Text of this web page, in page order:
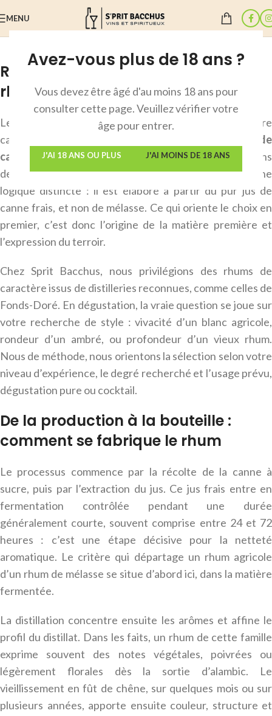
Avez-vous plus de 18 ans ?
Vous devez être âgé d'au moins 18 ans pour
consulter cette page. Veuillez vérifier votre
âge pour entrer.
J'AI 18 ANS OU PLUS J'AI MOINS DE 18 ANS
MENU
Rhums Bernus : le caractère du
rhum agricolede Martinique
Le rhum est un spiritueux étroitement lié à l’histoire
caribéenne du XVIIe siècle, lorsque les
plantations de
canne à sucreont structuré les premiers grands bassins
de production. En Martinique, lerhum agricolesuit une
logique distincte : il est élaboré à partir du pur jus de
canne frais, et non de mélasse. Ce qui oriente le choix en
premier, c’est donc l’origine de la matière première et
l’expression du terroir.
Chez Sprit Bacchus, nous privilégions des rhums de
caractère issus de distilleries reconnues, comme celles de
Fonds-Doré. En dégustation, la vraie question se joue sur
votre recherche de style : vivacité d’un blanc agricole,
rondeur d’un ambré, ou profondeur d’un vieux rhum.
Nous de méthode, nous orientons la sélection selon votre
niveau d’expérience, le degré recherché et l’usage prévu,
dégustation pure ou cocktail.
De la production à la bouteille :
comment se fabrique le rhum
Le processus commence par la récolte de la canne à
sucre, puis par l’extraction du jus. Ce jus frais entre en
fermentation contrôlée pendant une durée
généralement courte, souvent comprise entre 24 et 72
heures : c’est une étape décisive pour la netteté
aromatique. Le critère qui départage un rhum agricole
d’un rhum de mélasse se situe d’abord ici, dans la matière
fermentée.
La distillation concentre ensuite les arômes et affine le
profil du distillat. Dans les faits, un rhum de cette famille
exprime souvent des notes végétales, poivrées ou
légèrement florales dès la sortie d’alambic. Le
vieillissement en fût de chêne, sur quelques mois ou sur
plusieurs années, apporte ensuite couleur, structure et